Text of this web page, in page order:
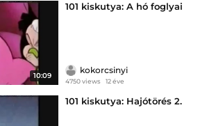
10:09
101 kiskutya: A hó foglyai
kokorcsinyi
4750 views 12 éve
101 kiskutya: Hajótörés 2.